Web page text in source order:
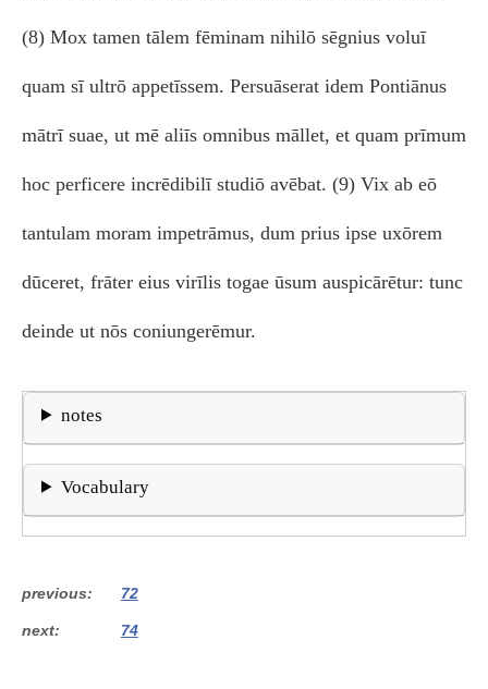
(8) Mox tamen tālem fēminam nihilō sēgnius voluī
quam sī ultrō appetīssem. Persuāserat idem Pontiānus
mātrī suae, ut mē aliīs omnibus māllet, et quam prīmum
hoc perficere incrēdibilī studiō avēbat. (9) Vix ab eō
tantulam moram impetrāmus, dum prius ipse uxōrem
dūceret, frāter eius virīlis togae ūsum auspicārētur: tunc
deinde ut nōs coniungerēmur.
notes
Vocabulary
previous 72
next 74